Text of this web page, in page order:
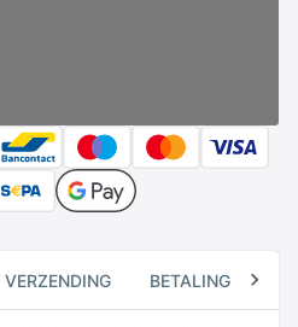
VERZENDING BETALING